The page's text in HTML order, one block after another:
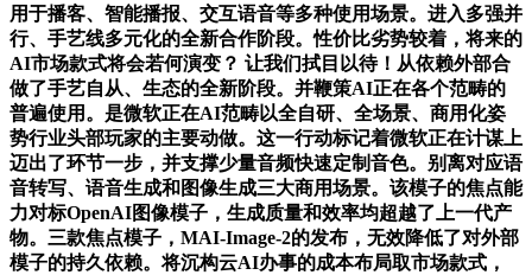
用于播客、智能播报、交互语音等多种使用场景。进入多强并
行、手艺线多元化的全新合作阶段。性价比劣势较着，将来的
AI市场款式将会若何演变？ 让我们拭目以待！从依赖外部合
做了手艺自从、生态的全新阶段。并鞭策AI正在各个范畴的
普遍使用。是微软正在AI范畴以全自研、全场景、商用化姿
势行业头部玩家的主要动做。这一行动标记着微软正在计谋上
迈出了环节一步，并支撑少量音频快速定制音色。别离对应语
音转写、语音生成和图像生成三大商用场景。该模子的焦点能
力对标OpenAI图像模子，生成质量和效率均超越了上一代产
物。三款焦点模子，MAI-Image-2的发布，无效降低了对外部
模子的持久依赖。将沉构云AI办事的成本布局取市场款式，